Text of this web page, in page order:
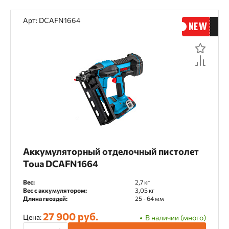
Без покрытия
Гальванизация
Винтовая
Серый Черный
Ширина скобы
10,6 и 11,2 мм 26,4 мм
Арт: DCAFN1664
Аккумуляторный отделочный пистолет
Toua DCAFN1664
Вес:
2,7 кг
Вес с аккумулятором:
3,05 кг
Длина гвоздей:
25 - 64 мм
Цена:27 900 руб.
В наличии (много)